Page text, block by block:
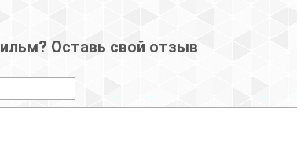
Оставь свой отзыв